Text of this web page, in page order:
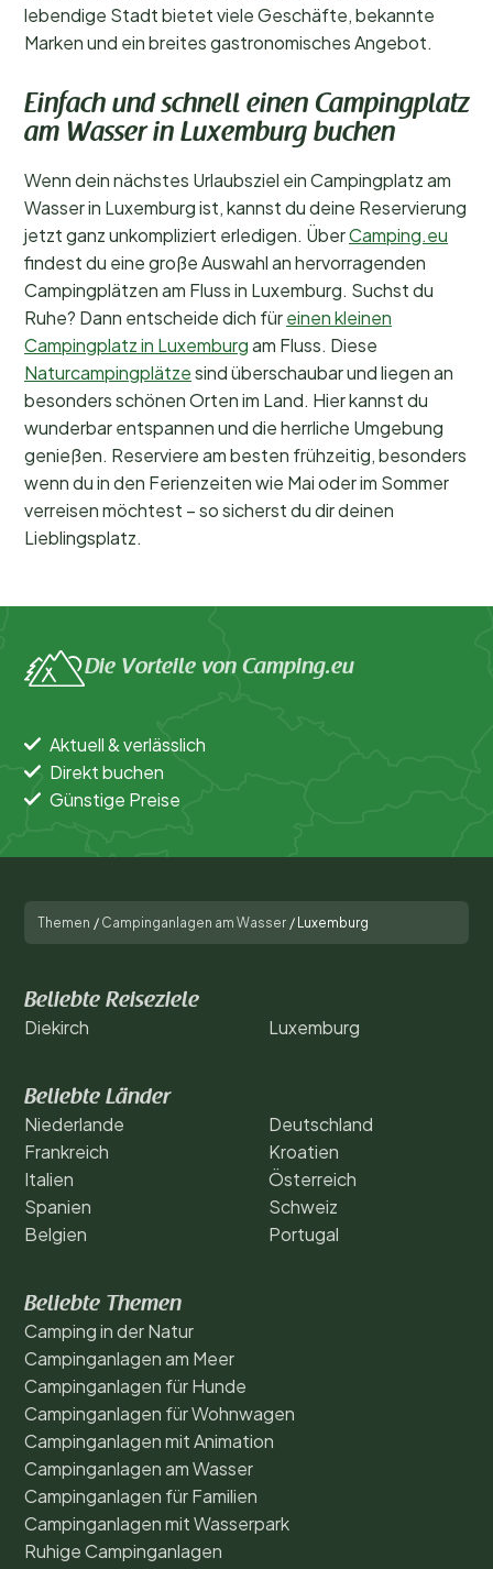
lebendige Stadt bietet viele Geschäfte, bekannte
Marken und ein breites gastronomisches Angebot.
Einfach und schnell einen Campingplatz
am Wasser in Luxemburg buchen
Wenn dein nächstes Urlaubsziel ein Campingplatz am
Wasser in Luxemburg ist, kannst du deine Reservierung
jetzt ganz unkompliziert erledigen. ÜberCamping.eu
findest du eine große Auswahl an hervorragenden
Campingplätzen am Fluss in Luxemburg. Suchst du
Ruhe? Dann entscheide dich füreinen kleinen
Campingplatz in Luxemburgam Fluss. Diese
Naturcampingplätzesind überschaubar und liegen an
besonders schönen Orten im Land. Hier kannst du
wunderbar entspannen und die herrliche Umgebung
genießen. Reserviere am besten frühzeitig, besonders
wenn du in den Ferienzeiten wie Mai oder im Sommer
verreisen möchtest – so sicherst du dir deinen
Lieblingsplatz.
Die Vorteile von Camping.eu
Aktuell & verlässlich
Direkt buchen
Günstige Preise
Themen / Campinganlagen am Wasser / Luxemburg
Beliebte Reiseziele
Diekirch Luxemburg
Beliebte Länder
Niederlande
Frankreich
Italien
Spanien
Belgien
Deutschland
Kroatien
Österreich
Schweiz
Portugal
Beliebte Themen
Camping in der Natur
Campinganlagen am Meer
Campinganlagen für Hunde
Campinganlagen für Wohnwagen
Campinganlagen mit Animation
Campinganlagen am Wasser
Campinganlagen für Familien
Campinganlagen mit Wasserpark
Ruhige Campinganlagen